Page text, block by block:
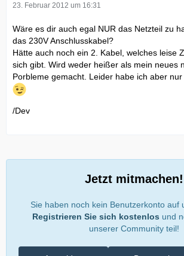
23. Februar 2012 um 16:31
Wäre es dir auch egal NUR das Netzteil zu
das 230V Anschlusskabel?
Hätte auch noch ein 2. Kabel, welches leise
sich gibt. Wird weder heißer als mein neues
Porbleme gemacht. Leider habe ich aber
/Dev
Jetzt mitmachen!
Sie haben noch kein Benutzerkonto auf
Registrieren Sie sich kostenlos und
unserer Community teil!